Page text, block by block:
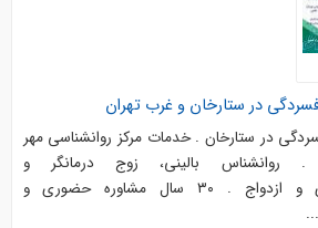
در ستارخان و غرب تهران
در ستارخان . خدمات مرکز روانشناسی مهر
. روانشناس بالینی، زوج درمانگر و
مشاوره_روابط_بین_فردی و ازدواج . ۳۰ سال مشاوره حضوری و